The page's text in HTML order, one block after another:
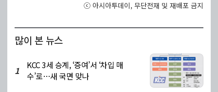
ⓒ 아시아투데이, 무단전재 및 재배포 금지
많이 본 뉴스
1
KCC 3세 승계, ‘증여’서 ‘차입 매
수’로…새 국면 맞나